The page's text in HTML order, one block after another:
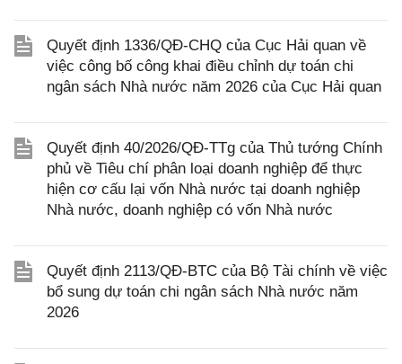
Quyết định 1336/QĐ-CHQ của Cục Hải quan về
việc công bố công khai điều chỉnh dự toán chi
ngân sách Nhà nước năm 2026 của Cục Hải quan
Quyết định 40/2026/QĐ-TTg của Thủ tướng Chính
phủ về Tiêu chí phân loại doanh nghiệp để thực
hiện cơ cấu lại vốn Nhà nước tại doanh nghiệp
Nhà nước, doanh nghiệp có vốn Nhà nước
Quyết định 2113/QĐ-BTC của Bộ Tài chính về việc
bổ sung dự toán chi ngân sách Nhà nước năm
2026